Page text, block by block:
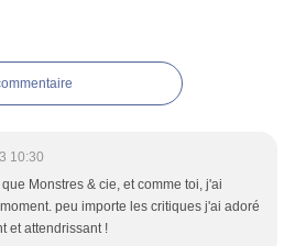
10:30
Monstres & cie, et comme toi, j'ai
peu importe les critiques j'ai adoré
et attendrissant !